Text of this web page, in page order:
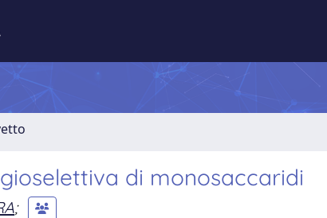
di monosaccaridi
;